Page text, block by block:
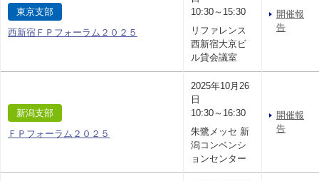
東京支部
西新宿ＦＰフォーラム２０２５
10:30～15:30
リファレンス
西新宿大京ビ
ル貸会議室
開催報
告
新潟支部
ＦＰフォーラム２０２５
2025年10月26
日
10:30～16:30
朱鷺メッセ 新
潟コンベンシ
ョンセンター
開催報
告